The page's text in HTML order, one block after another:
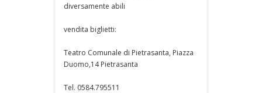
diversamente abili
vendita biglietti:
Teatro Comunale di Pietrasanta, Piazza
Duomo,14 Pietrasanta
Tel. 0584.795511